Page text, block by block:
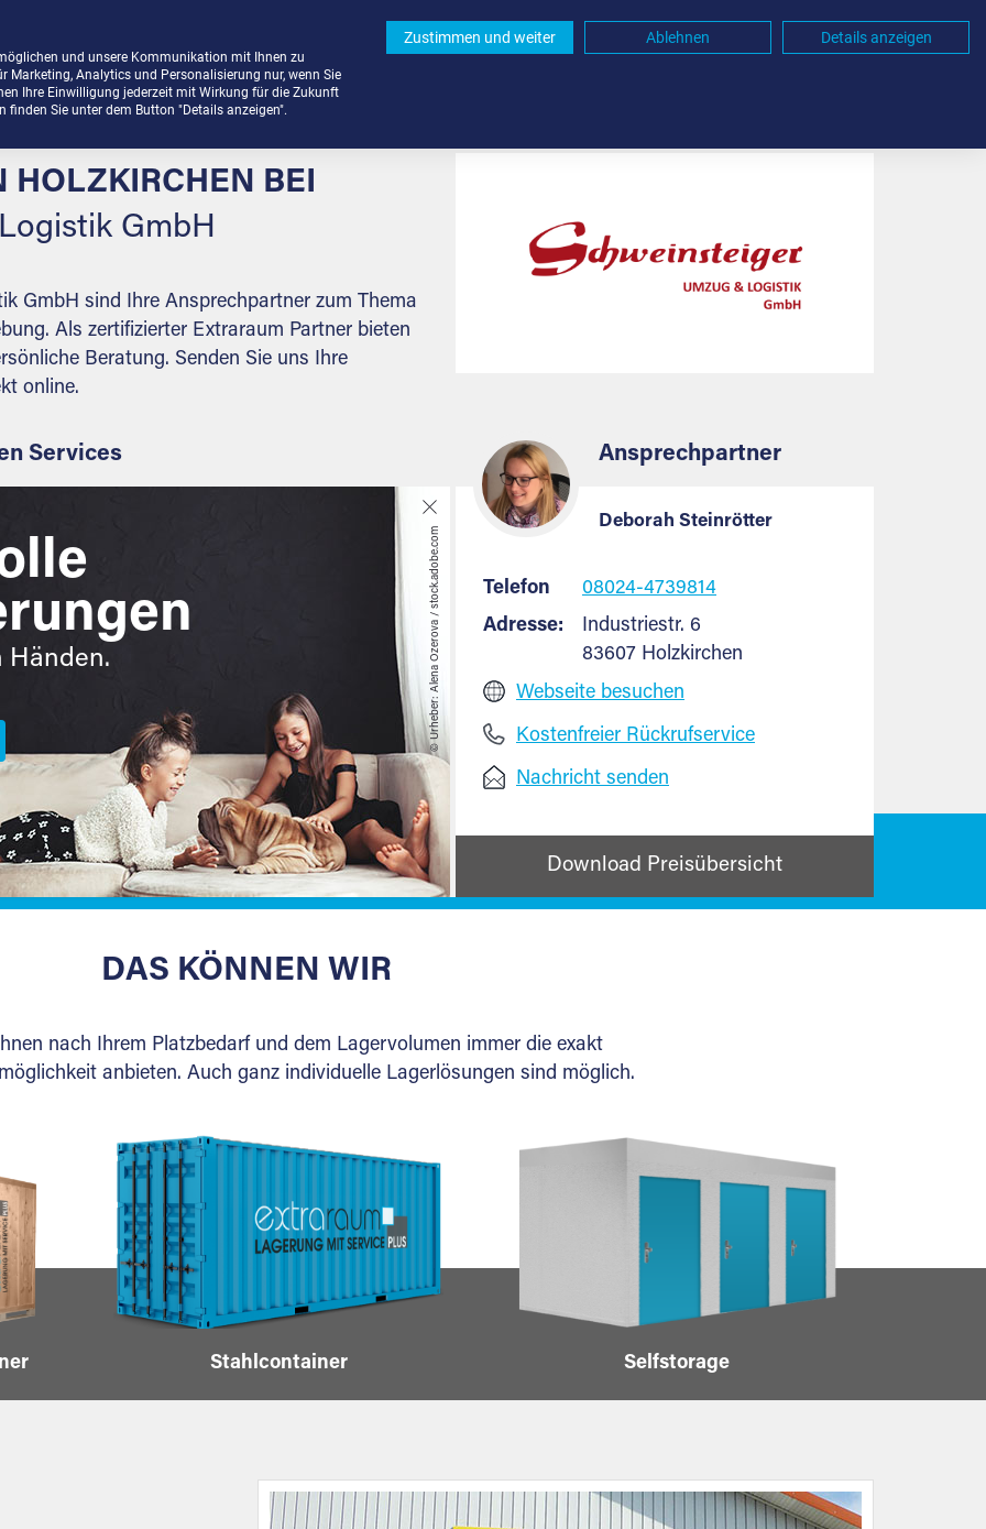
HOLZKIRCHEN BEI
GmbH
GmbH sind Ihre Ansprechpartner zum Thema
Als zertifizierter Extraraum Partner bieten
Beratung. Senden Sie uns Ihre
online.
Services
PACKMATERIAL
Ansprechpartner
Deborah Steinrötter
Telefon
08024-4739814
Adresse:
Industriestr. 6
83607 Holzkirchen
Webseite besuchen
Kostenfreier Rückrufservice
Nachricht senden
Händen. © Urheber: Alena Ozerova / stock.adobe.com
Download Preisübersicht
buchen
DAS KÖNNEN WIR
nach Ihrem Platzbedarf und dem Lagervolumen immer die exakt
anbieten. Auch ganz individuelle Lagerlösungen sind möglich.
Stahlcontainer Selfstorage
und unsere Kommunikation mit Ihnen zu
Marketing, Analytics und Personalisierung nur, wenn Sie
Ihre Einwilligung jederzeit mit Wirkung für die Zukunft
Sie unter dem Button "Details anzeigen".
Zustimmen und weiter Ablehnen Details anzeigen